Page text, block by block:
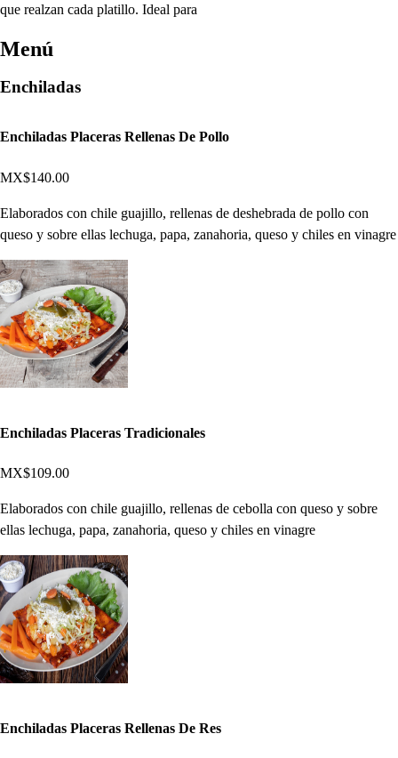
que realzan cada platillo. Ideal para
Menú
Enchiladas
Enchiladas Placeras Rellenas De Pollo
MX$140.00
Elaborados con chile guajillo, rellenas de deshebrada de pollo con
queso y sobre ellas lechuga, papa, zanahoria, queso y chiles en vinagre
Enchiladas Placeras Tradicionales
MX$109.00
Elaborados con chile guajillo, rellenas de cebolla con queso y sobre
ellas lechuga, papa, zanahoria, queso y chiles en vinagre
Enchiladas Placeras Rellenas De Res